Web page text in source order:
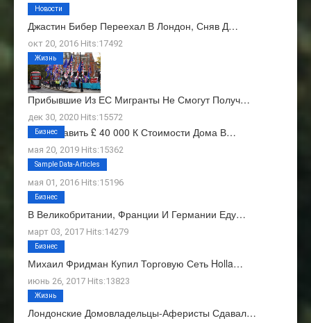
Джастин Бибер Переехал В Лондон, Сняв Д…
окт 20, 2016 Hits:17492
Новости
Прибывшие Из ЕС Мигранты Не Смогут Получ…
дек 30, 2020 Hits:15572
Жизнь
Как Добавить £ 40 000 К Стоимости Дома В…
мая 20, 2019 Hits:15362
Бизнес
О Нас
мая 01, 2016 Hits:15196
Sample Data-Articles
В Великобритании, Франции И Германии Еду…
март 03, 2017 Hits:14279
Бизнес
Михаил Фридман Купил Торговую Сеть Holla…
июнь 26, 2017 Hits:13823
Бизнес
Лондонские Домовладельцы-Аферисты Сдавал…
Жизнь